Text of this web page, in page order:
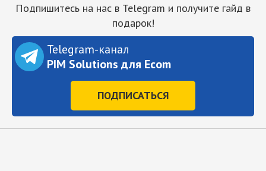
Подпишитесь на нас в Telegram и получите гайд в
подарок!
Telegram-канал
PIM Solutions для Ecom
ПОДПИСАТЬСЯ